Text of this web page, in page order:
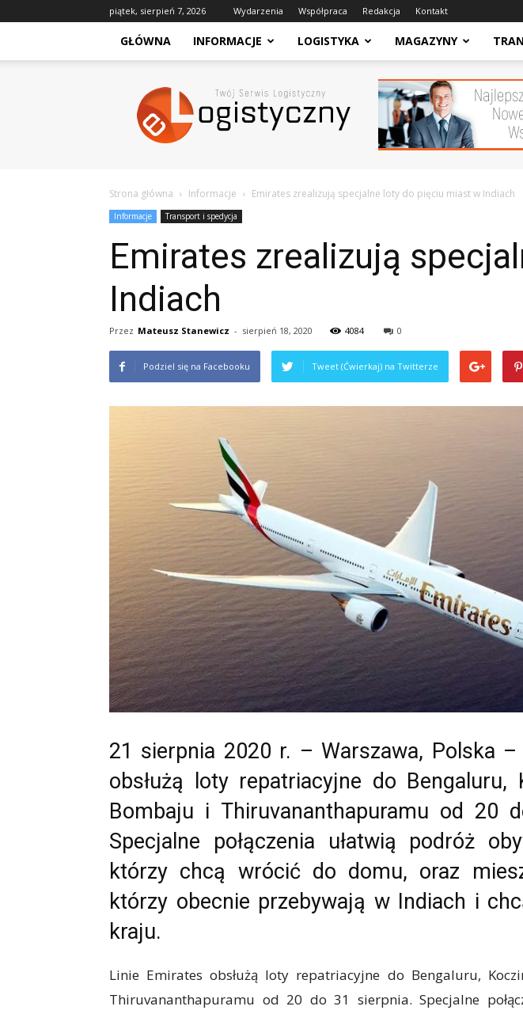
piątek, sierpień 7, 2026 Wydarzenia Współpraca Redakcja Kontakt
GŁÓWNA INFORMACJE LOGISTYKA MAGAZYNY
eLogistyczny
–
Twój
Serwis
Strona główna Informacje Emirates zrealizują specjalne loty do pięciu miast w Indiach
Informacje Transport i spedycja
Emirates zrealizują
Indiach
Przez Mateusz Stanewicz - sierpień 18, 2020 4084 0
Podziel się na Facebooku Tweet (Ćwierkaj) na Twitterze
21 sierpnia 2020 r. – Warszawa, Polska –
obsłużą loty repatriacyjne do Bengaluru,
Bombaju i Thiruvananthapuramu od 20
Specjalne połączenia ułatwią podróż
którzy chcą wrócić do domu, oraz
którzy obecnie przebywają w Indiach i
kraju.
Linie Emirates obsłużą loty repatriacyjne do Bengaluru,
Thiruvananthapuramu od 20 do 31 sierpnia. Specjalne